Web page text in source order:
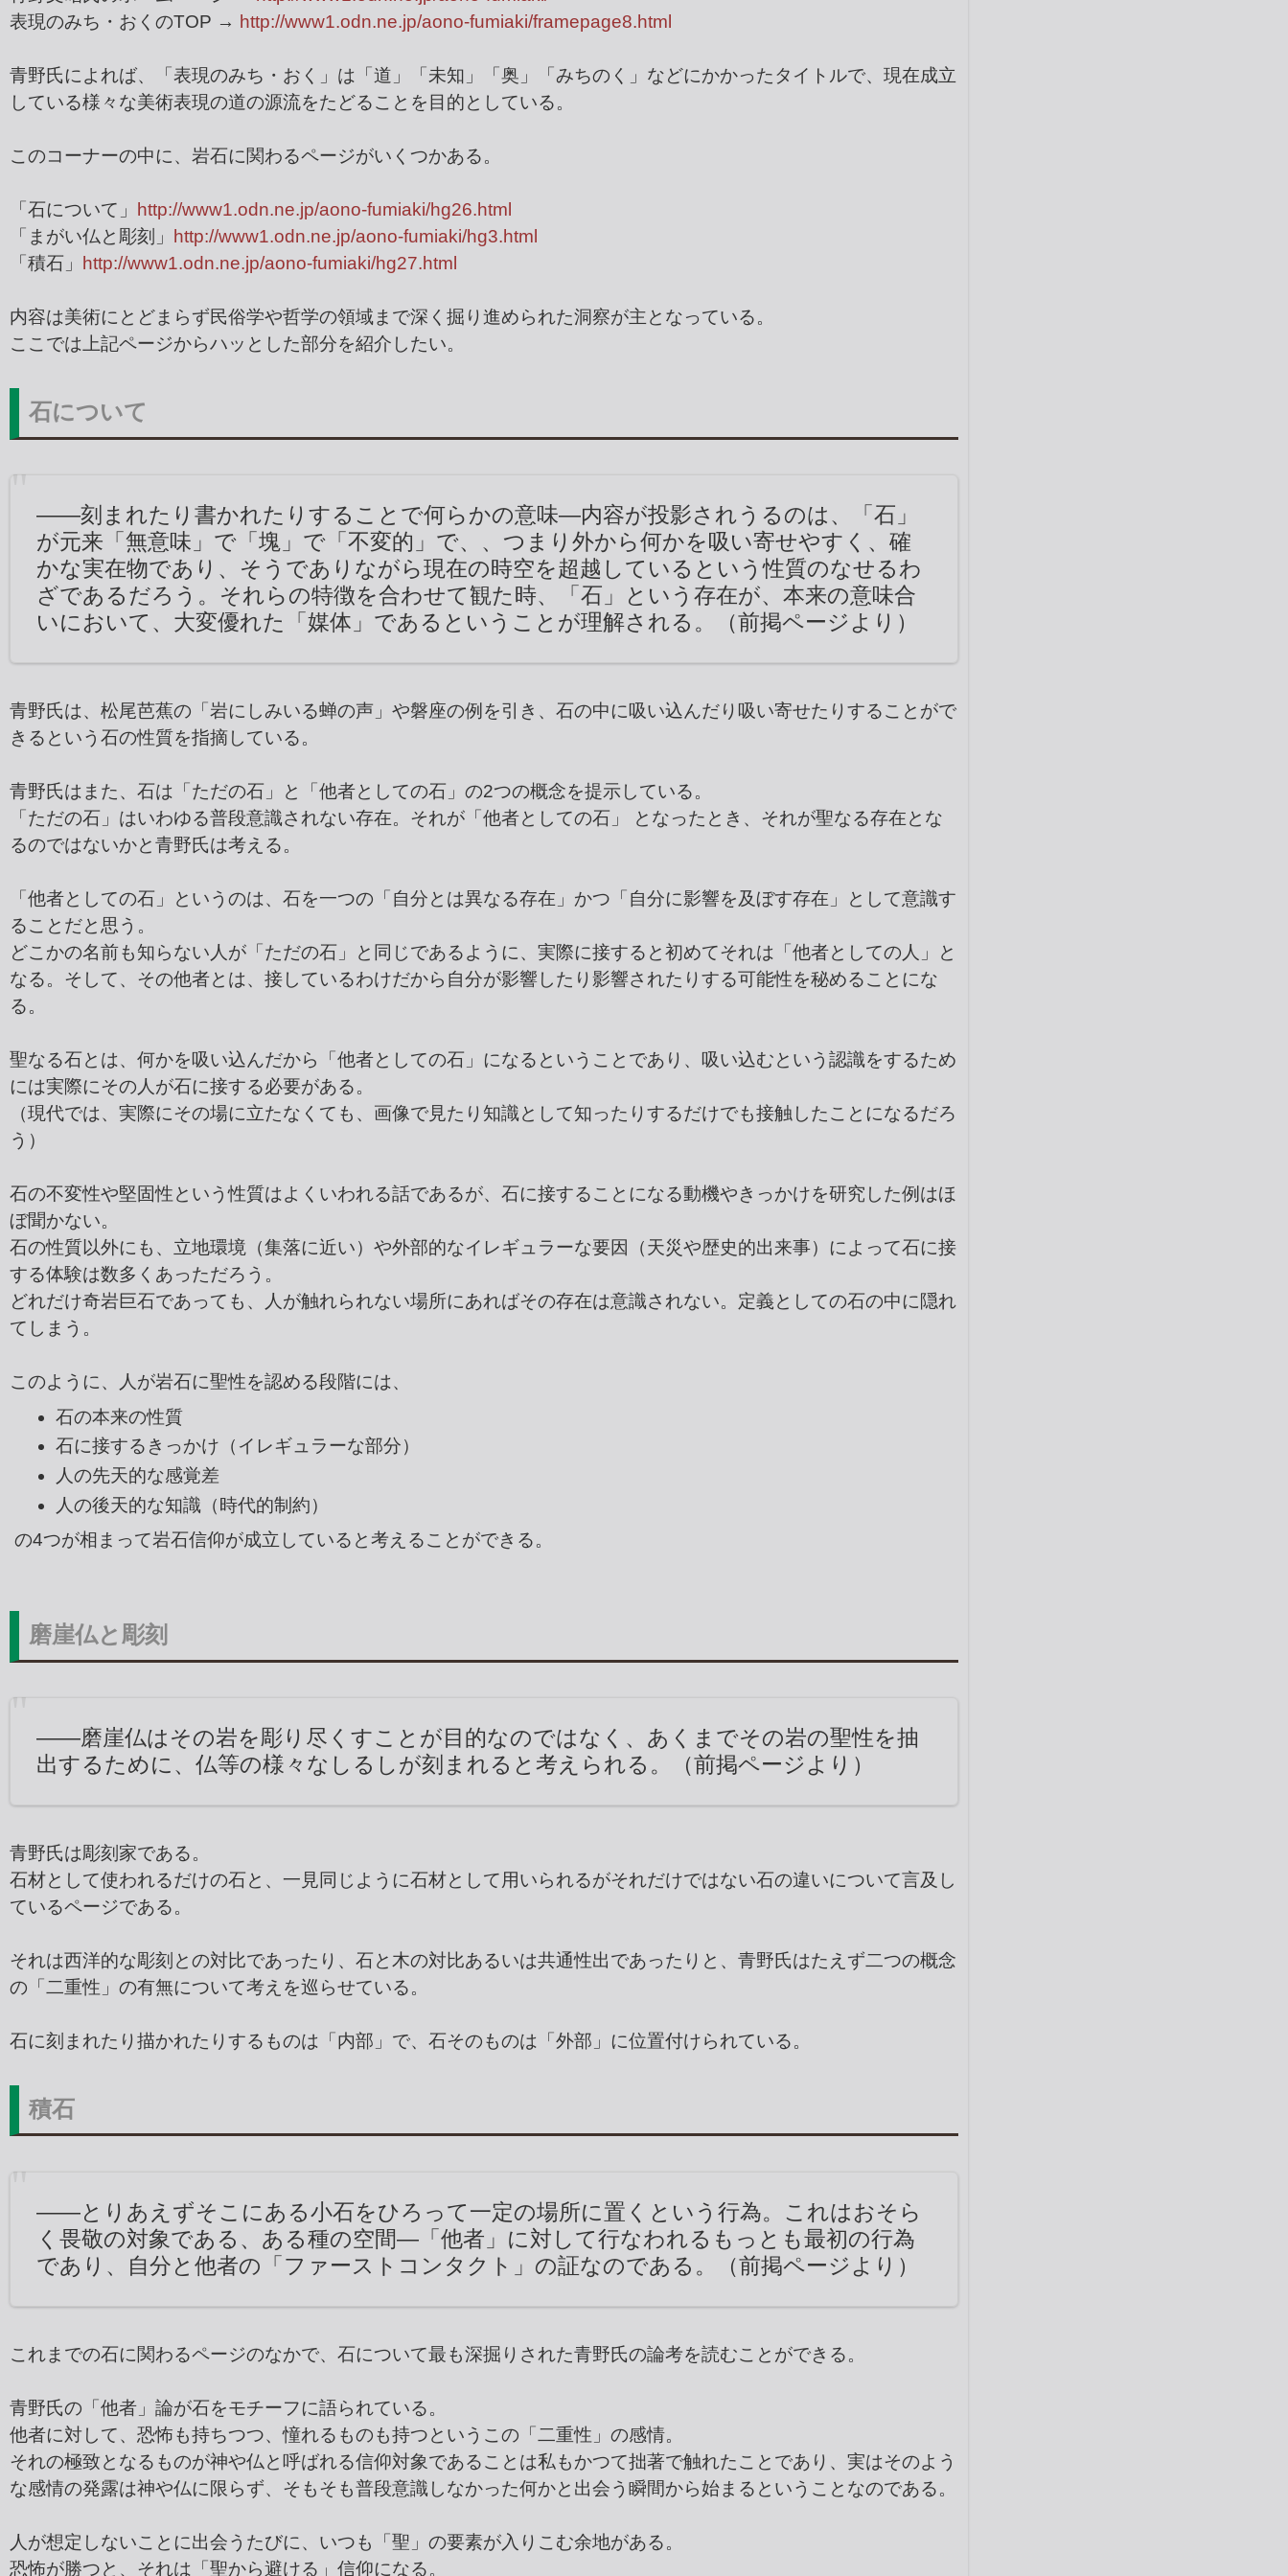
表現のみち・おくのTOP → http://www1.odn.ne.jp/aono-fumiaki/framepage8.html
青野氏によれば、「表現のみち・おく」は「道」「未知」「奥」「みちのく」などにかかったタイトルで、現在成立
している様々な美術表現の道の源流をたどることを目的としている。
このコーナーの中に、岩石に関わるページがいくつかある。
「石について」
http://www1.odn.ne.jp/aono-fumiaki/hg26.html
「まがい仏と彫刻」
http://www1.odn.ne.jp/aono-fumiaki/hg3.html
「積石」
http://www1.odn.ne.jp/aono-fumiaki/hg27.html
内容は美術にとどまらず民俗学や哲学の領域まで深く掘り進められた洞察が主となっている。
ここでは上記ページからハッとした部分を紹介したい。
石について
――刻まれたり書かれたりすることで何らかの意味―内容が投影されうるのは、「石」
が元来「無意味」で「塊」で「不変的」で、、つまり外から何かを吸い寄せやすく、確
かな実在物であり、そうでありながら現在の時空を超越しているという性質のなせるわ
ざであるだろう。それらの特徴を合わせて観た時、「石」という存在が、本来の意味合
いにおいて、大変優れた「媒体」であるということが理解される。（前掲ページより）
青野氏は、松尾芭蕉の「岩にしみいる蝉の声」や磐座の例を引き、石の中に吸い込んだり吸い寄せたりすることがで
きるという石の性質を指摘している。
青野氏はまた、石は「ただの石」と「他者としての石」の2つの概念を提示している。
「ただの石」はいわゆる普段意識されない存在。それが「他者としての石」 となったとき、それが聖なる存在とな
るのではないかと青野氏は考える。
「他者としての石」というのは、石を一つの「自分とは異なる存在」かつ「自分に影響を及ぼす存在」として意識す
ることだと思う。
どこかの名前も知らない人が「ただの石」と同じであるように、実際に接すると初めてそれは「他者としての人」と
なる。そして、その他者とは、接しているわけだから自分が影響したり影響されたりする可能性を秘めることにな
る。
聖なる石とは、何かを吸い込んだから「他者としての石」になるということであり、吸い込むという認識をするため
には実際にその人が石に接する必要がある。
（現代では、実際にその場に立たなくても、画像で見たり知識として知ったりするだけでも接触したことになるだろ
う）
石の不変性や堅固性という性質はよくいわれる話であるが、石に接することになる動機やきっかけを研究した例はほ
ぼ聞かない。
石の性質以外にも、立地環境（集落に近い）や外部的なイレギュラーな要因（天災や歴史的出来事）によって石に接
する体験は数多くあっただろう。
どれだけ奇岩巨石であっても、人が触れられない場所にあればその存在は意識されない。定義としての石の中に隠れ
てしまう。
このように、人が岩石に聖性を認める段階には、
石の本来の性質
石に接するきっかけ（イレギュラーな部分）
人の先天的な感覚差
人の後天的な知識（時代的制約）
の4つが相まって岩石信仰が成立していると考えることができる。
磨崖仏と彫刻
――磨崖仏はその岩を彫り尽くすことが目的なのではなく、あくまでその岩の聖性を抽
出するために、仏等の様々なしるしが刻まれると考えられる。（前掲ページより）
青野氏は彫刻家である。
石材として使われるだけの石と、一見同じように石材として用いられるがそれだけではない石の違いについて言及し
ているページである。
それは西洋的な彫刻との対比であったり、石と木の対比あるいは共通性出であったりと、青野氏はたえず二つの概念
の「二重性」の有無について考えを巡らせている。
石に刻まれたり描かれたりするものは「内部」で、石そのものは「外部」に位置付けられている。
積石
――とりあえずそこにある小石をひろって一定の場所に置くという行為。これはおそら
く畏敬の対象である、ある種の空間―「他者」に対して行なわれるもっとも最初の行為
であり、自分と他者の「ファーストコンタクト」の証なのである。（前掲ページより）
これまでの石に関わるページのなかで、石について最も深掘りされた青野氏の論考を読むことができる。
青野氏の「他者」論が石をモチーフに語られている。
他者に対して、恐怖も持ちつつ、憧れるものも持つというこの「二重性」の感情。
それの極致となるものが神や仏と呼ばれる信仰対象であることは私もかつて拙著で触れたことであり、実はそのよう
な感情の発露は神や仏に限らず、そもそも普段意識しなかった何かと出会う瞬間から始まるということなのである。
人が想定しないことに出会うたびに、いつも「聖」の要素が入りこむ余地がある。
恐怖が勝つと、それは「聖から避ける」信仰になる。